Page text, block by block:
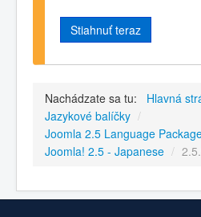
Stiahnuť teraz
Nachádzate sa tu: Hlavná
Jazykové balíčky /
Joomla 2.5 Language
Joomla! 2.5 - Japanese /